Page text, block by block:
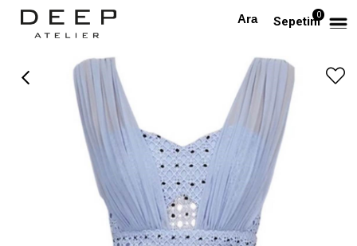
Sepetim0
Anasayfa TAKIM & TULUM Kemerli Mavi Tasarım Mini Elbise